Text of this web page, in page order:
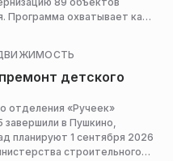
Программа охватывает как
области.
детского
отделения «Ручеек»
завершили в Пушкино,
планируют 1 сентября 2026
строительного